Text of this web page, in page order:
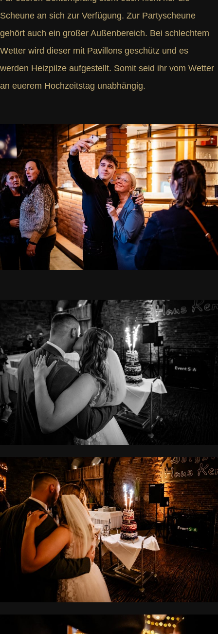
Scheune an sich zur Verfügung. Zur Partyscheune
gehört auch ein großer Außenbereich. Bei schlechtem
Wetter wird dieser mit Pavillons geschütz und es
werden Heizpilze aufgestellt. Somit seid ihr vom Wetter
an euerem Hochzeitstag unabhängig.